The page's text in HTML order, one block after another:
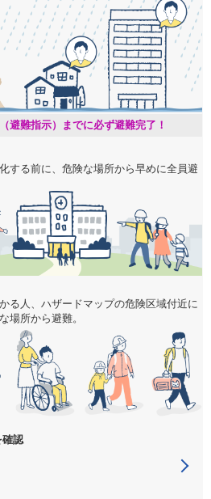
避難指示）までに必ず避難完了！
する前に、危険な場所から早めに全員避
る人、ハザードマップの危険区域付近に
場所から避難。
確認